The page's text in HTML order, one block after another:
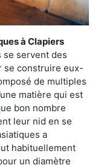
à Clapiers
se servent des
se construire eux-
de multiples
matière qui est
bon nombre
leur nid en se
a
habituellement
un diamètre